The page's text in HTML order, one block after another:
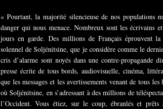
« Pourtant, la majorité silencieuse de nos populations
danger qui nous menace. Nombreux sont les écrivains
jours en garde. Des millions de Français éprouvent
solennel de Soljénitsine, que je considère comme le
cris d’alarme sont noyés dans une contre-
presse écrite de tous bords, audiovisuelle, cinéma,
que les messages et les avertissements venant de tous
où Soljénitsine, en s’adressant à des millions de
l’Occident. Vous étiez, sur le coup, ébranlés et